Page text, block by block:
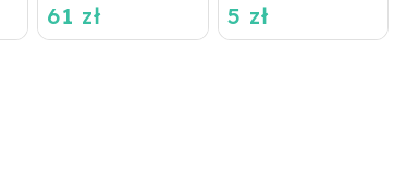
m, rolka
61 zł 5 zł